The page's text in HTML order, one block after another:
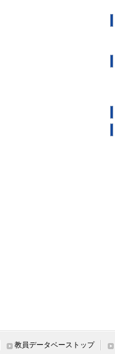
教員データベーストップ